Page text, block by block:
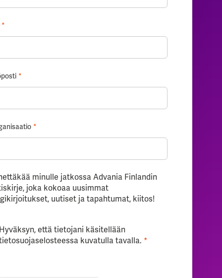
*
*
*
minulle jatkossa Advania Finlandin
joka kokoaa uusimmat
uutiset ja tapahtumat, kiitos!
että tietojani käsitellään
kuvatulla tavalla. *